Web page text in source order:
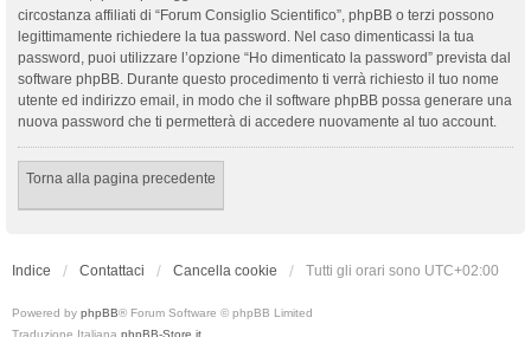
circostanza affiliati di “Forum Consiglio Scientifico”, phpBB o terzi possono
legittimamente richiedere la tua password. Nel caso dimenticassi la tua
password, puoi utilizzare l’opzione “Ho dimenticato la password” prevista dal
software phpBB. Durante questo procedimento ti verrà richiesto il tuo nome
utente ed indirizzo email, in modo che il software phpBB possa generare una
nuova password che ti permetterà di accedere nuovamente al tuo account.
Torna alla pagina precedente
Indice Contattaci Cancella cookie Tutti gli orari sono UTC+02:00
Powered by phpBB® Forum Software © phpBB Limited
Traduzione Italiana phpBB-Store.it